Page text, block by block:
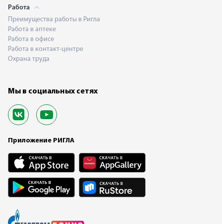
Работа
Преимущества работы в Ригла
Работа в аптеке
Работа в офисе
Работа в контакт-центре
Охрана труда
Мы в социальных сетях
Приложение РИГЛА